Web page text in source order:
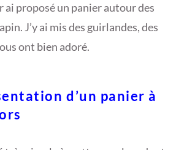
ai proposé un panier autour des
J’y ai mis des guirlandes, des
ont bien adoré.
d’un panier à